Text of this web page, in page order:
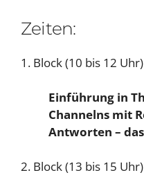
Zeiten:
1. Block (10 bis 12
Einführung in
Channelns mit
Antworten –
2. Block (13 bis 15